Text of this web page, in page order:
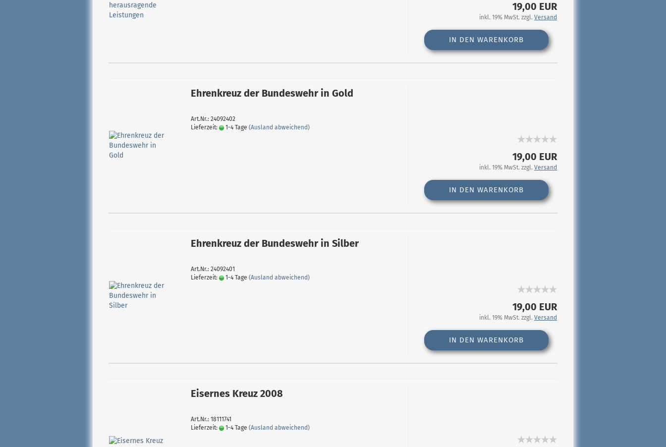
19,00 EUR
inkl. 19% MwSt. zzgl. Versand
IN DEN WARENKORB
Ehrenkreuz der Bundeswehr in Gold
Art.Nr.: 24092402
Lieferzeit:
1-4 Tage (Ausland abweichend)
19,00 EUR
inkl. 19% MwSt. zzgl. Versand
IN DEN WARENKORB
Ehrenkreuz der Bundeswehr in Silber
Art.Nr.: 24092401
Lieferzeit:
1-4 Tage (Ausland abweichend)
19,00 EUR
inkl. 19% MwSt. zzgl. Versand
IN DEN WARENKORB
Eisernes Kreuz 2008
Art.Nr.: 18111741
Lieferzeit:
1-4 Tage (Ausland abweichend)